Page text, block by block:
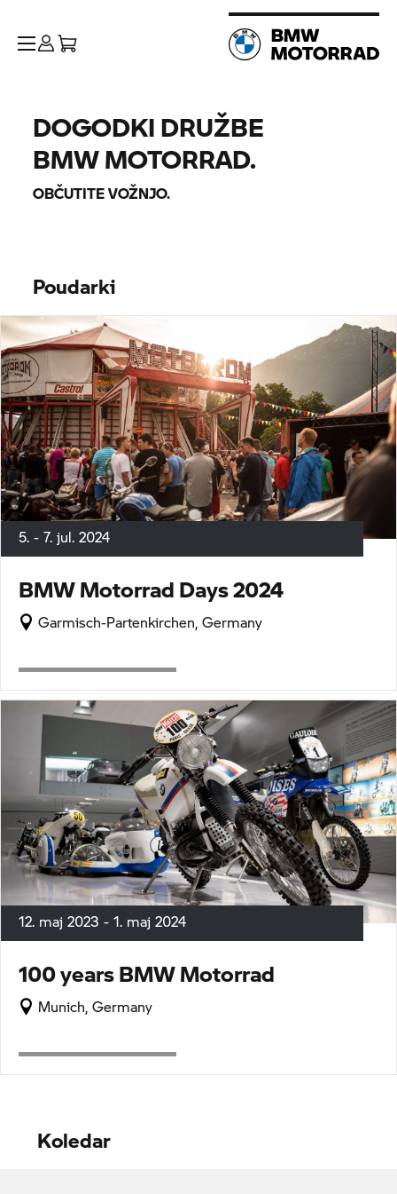
DOGODKI DRUŽBE
BMW MOTORRAD.
OBČUTITE VOŽNJO.
Poudarki
5. - 7. jul. 2024
BMW Motorrad Days 2024
Garmisch-Partenkirchen, Germany
12. maj 2023 - 1. maj 2024
100 yearsBMW Motorrad
Munich, Germany
Koledar